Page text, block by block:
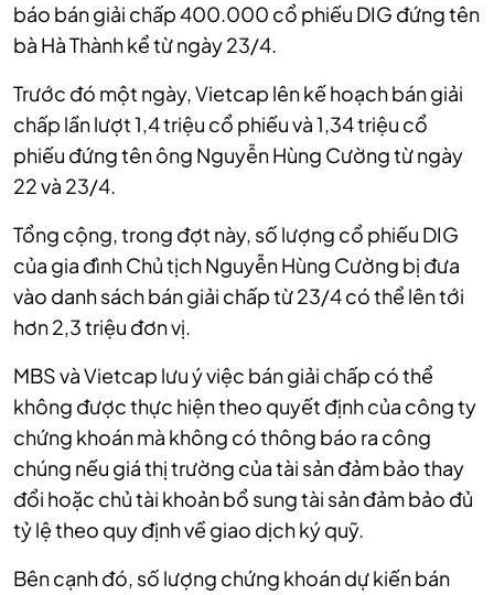
báo bán giải chấp 400.000 cổ phiếu DIG đứng tên
bà Hà Thành kể từ ngày 23/4.
Trước đó một ngày, Vietcap lên kế hoạch bán giải
chấp lần lượt 1,4 triệu cổ phiếu và 1,34 triệu cổ
phiếu đứng tên ông Nguyễn Hùng Cường từ ngày
22 và 23/4.
Tổng cộng, trong đợt này, số lượng cổ phiếu DIG
của gia đình Chủ tịch Nguyễn Hùng Cường bị đưa
vào danh sách bán giải chấp từ 23/4 có thể lên tới
hơn 2,3 triệu đơn vị.
MBS và Vietcap lưu ý việc bán giải chấp có thể
không được thực hiện theo quyết định của công ty
chứng khoán mà không có thông báo ra công
chúng nếu giá thị trường của tài sản đảm bảo thay
đổi hoặc chủ tài khoản bổ sung tài sản đảm bảo đủ
tỷ lệ theo quy định về giao dịch ký quỹ.
Bên cạnh đó, số lượng chứng khoán dự kiến bán